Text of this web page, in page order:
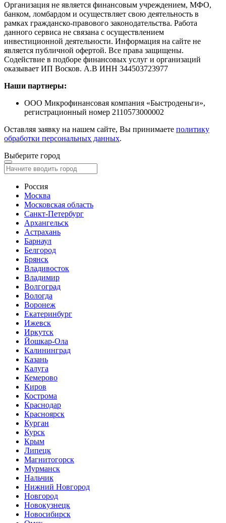
Организация не является финансовым учреждением, МФО,
банком, ломбардом и осуществляет свою деятельность в
рамках гражданско-правового законодательства. Работа
данного сервиса не связана с осуществлением
инвестиционной деятельности. Информация на сайте не
является публичной офертой. Все права защищены.
Содействие в подборе финансовых услуг и организаций
оказывает ИП Восков. А.В ИНН 344503723977
Наши партнеры:
ООО Микрофинансовая компания «Быстроденьги»,
регистрационный номер 2110573000002
Оставляя заявку на нашем сайте, Вы принимаете политику
обработки персональных данных.
Выберите город
Россия
Москва
Московская область
Санкт-Петербург
Архангельск
Астрахань
Барнаул
Белгород
Брянск
Владивосток
Владимир
Волгоград
Вологда
Воронеж
Екатеринбург
Ижевск
Иркутск
Йошкар-Ола
Калининград
Казань
Калуга
Кемерово
Киров
Кострома
Краснодар
Красноярск
Курган
Курск
Крым
Липецк
Магнитогорск
Мурманск
Нальчик
Нижний Новгород
Новгород
Новокузнецк
Новосибирск